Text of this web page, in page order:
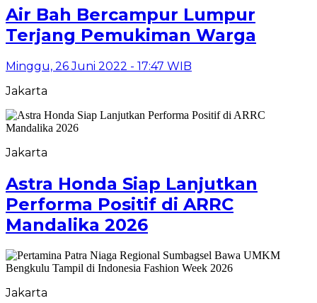
Air Bah Bercampur Lumpur
Terjang Pemukiman Warga
Minggu, 26 Juni 2022 - 17:47 WIB
Jakarta
Jakarta
Astra Honda Siap Lanjutkan
Performa Positif di ARRC
Mandalika 2026
Jakarta